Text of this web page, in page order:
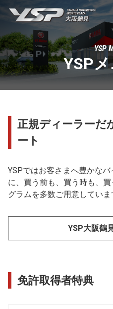
YSP
YSP
YSP
正規ディーラーだ
ート
YSPではお客さまへ豊かな
に、買う前も、買う時も、
グラムを多数ご用意していま
YSP大阪鶴
免許取得者特典